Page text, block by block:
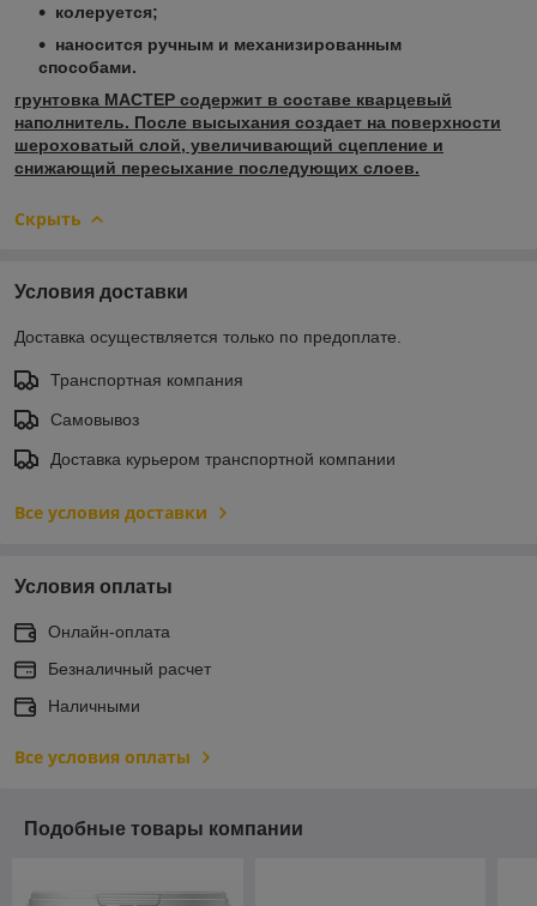
колеруется;
наносится ручным и механизированным
способами.
грунтовка МАСТЕР содержит в составе кварцевый
наполнитель. После высыхания создает на поверхности
шероховатый слой, увеличивающий сцепление и
снижающий пересыхание последующих слоев.
Скрыть
Условия доставки
Доставка осуществляется только по предоплате.
Транспортная компания
Самовывоз
Доставка курьером транспортной компании
Все условия доставки
Условия оплаты
Онлайн-оплата
Безналичный расчет
Наличными
Все условия оплаты
Подобные товары компании